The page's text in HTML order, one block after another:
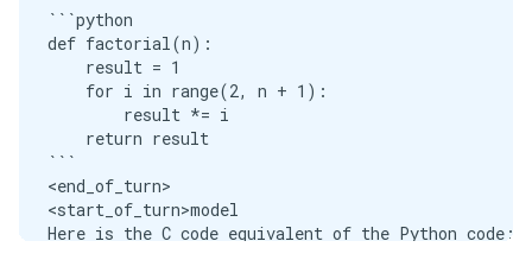
```python
def factorial(n):
    result = 1
    for i in range(2, n + 1):
        result *= i
    return result
```
<end_of_turn>
<start_of_turn>model
Here is the C code equivalent of the Python code: